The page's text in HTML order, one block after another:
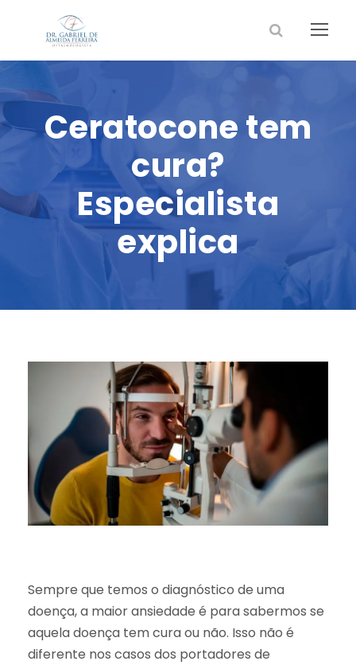
Ceratocone tem
cura?
Especialista
explica
Sempre que temos o diagnóstico de uma
doença, a maior ansiedade é para sabermos se
aquela doença tem cura ou não. Isso não é
diferente nos casos dos portadores de